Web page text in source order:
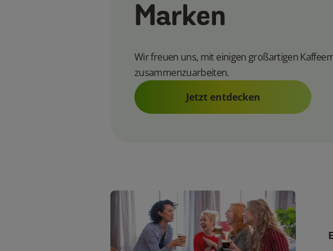
Marken
Wir freuen uns, mit einigen großartigen
zusammenzuarbeiten.
Jetzt entdecken